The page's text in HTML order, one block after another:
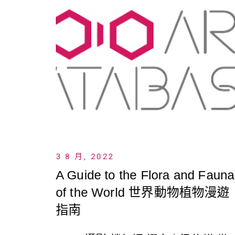
3 8 月, 2022
A Guide to the Flora and Fauna
of the World 世界動物植物漫遊
指南